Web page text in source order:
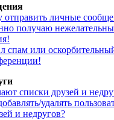
отправить личные
получаю
спам или
списки друзей и
удалять
и недругов?